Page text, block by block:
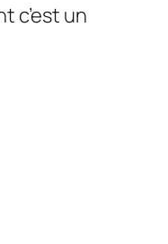
c’est un